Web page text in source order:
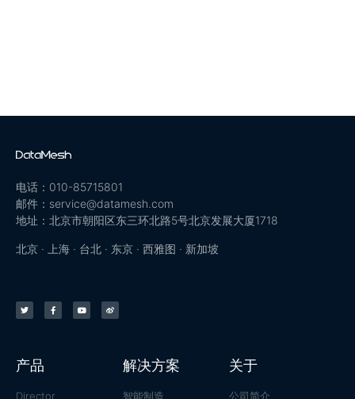
电话：010-85715801
邮件：service@datamesh.com
地址：北京市朝阳区东三环北路5号北京发展大厦1718
北京 · 上海 · 台北 · 东京 · 西雅图 · 新加坡
产品
Director
解决方案
智能制造
关于
公司简介